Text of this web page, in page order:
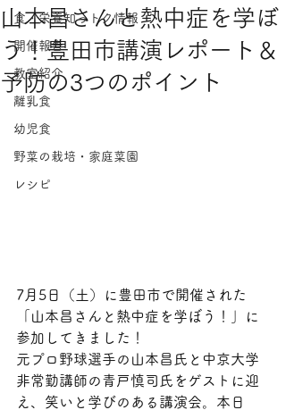
食・栄養知っトク情報
開催報告
教室紹介
離乳食
幼児食
野菜の栽培・家庭菜園
レシピ
山本昌さんと熱中症を学ぼ
う！豊田市講演レポート＆
予防の3つのポイント
7月5日（土）に豊田市で開催された
「山本昌さんと熱中症を学ぼう！」に
参加してきました！
元プロ野球選手の山本昌氏と中京大学
非常勤講師の青戸慎司氏をゲストに迎
え、笑いと学びのある講演会。本日